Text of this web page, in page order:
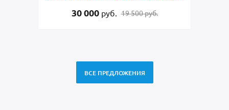
30 000 руб. 19 500 руб.
ВСЕ ПРЕДЛОЖЕНИЯ